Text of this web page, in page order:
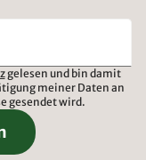
gelesen und bin damit
meiner Daten an
gesendet wird.